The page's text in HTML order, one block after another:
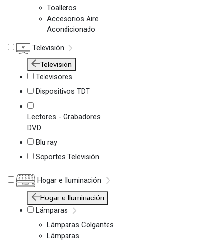
Toalleros
Accesorios Aire
Acondicionado
Televisión
Televisión
Televisores
Dispositivos TDT
Lectores - Grabadores
DVD
Blu ray
Soportes Televisión
Hogar e Iluminación
Hogar e Iluminación
Lámparas
Lámparas Colgantes
Lámparas